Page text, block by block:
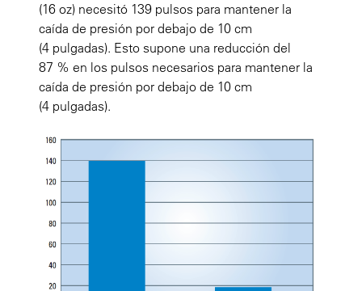
(16 oz) necesitó 139 pulsos para mantener la
caída de presión por debajo de 10 cm
(4 pulgadas). Esto supone una reducción del
87 % en los pulsos necesarios para mantener la
caída de presión por debajo de 10 cm
(4 pulgadas).